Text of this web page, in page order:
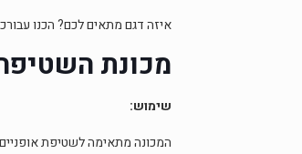
איזה דגם מתאים לכם? הכנו
מכונת
שימוש:
המכונה מתאימה לשטיפת אופניים,